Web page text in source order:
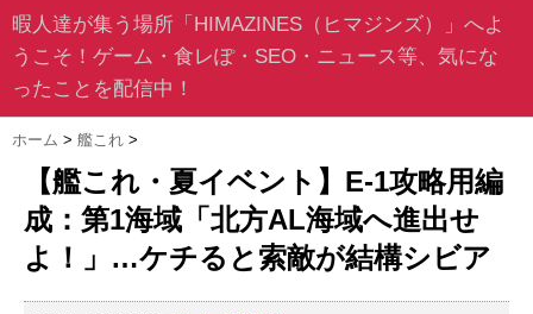
暇人達が集う場所「HIMAZINES（ヒマジンズ）」へよ
うこそ！ゲーム・食レぽ・SEO・ニュース等、気にな
ったことを配信中！
ホーム > 艦これ >
【艦これ・夏イベント】E-1攻略用編
成：第1海域「北方AL海域へ進出せ
よ！」…ケチると索敵が結構シビア